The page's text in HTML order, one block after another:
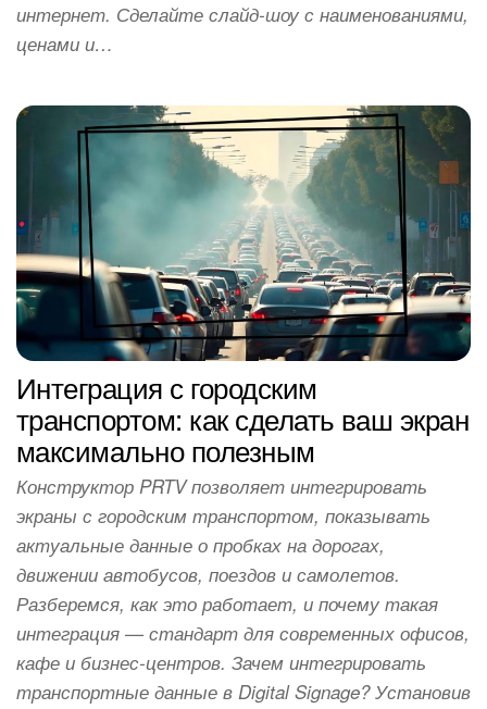
интернет. Сделайте слайд-шоу с наименованиями,
ценами и…
Интеграция с городским
транспортом: как сделать ваш экран
максимально полезным
Конструктор PRTV позволяет интегрировать
экраны с городским транспортом, показывать
актуальные данные о пробках на дорогах,
движении автобусов, поездов и самолетов.
Разберемся, как это работает, и почему такая
интеграция — стандарт для современных офисов,
кафе и бизнес-центров. Зачем интегрировать
транспортные данные в Digital Signage? Установив